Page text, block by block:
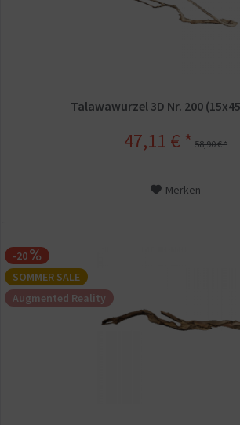
Talawawurzel 3D Nr. 200
47,11 € * 58,90 € *
Merken
-20
SOMMER SALE
Augmented Reality